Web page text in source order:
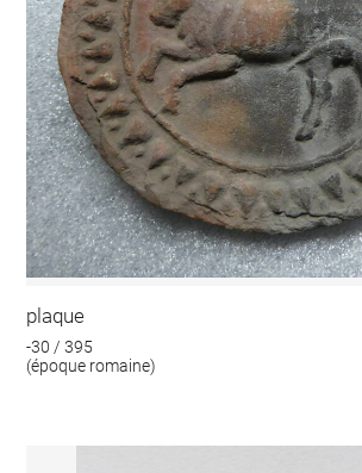
plaque
-30 / 395
(époque romaine)